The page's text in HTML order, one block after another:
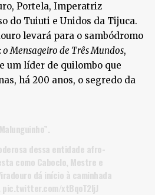
Portela, Imperatriz
do Tuiuti e Unidos da Tijuca.
levará para o sambódromo
Mensageiro de Três Mundos,
um líder de quilombo que
há 200 anos, o segredo da
dessa entidade afro-
como Caboclo, Mestre e
dá início à caminhada
pic.twitter.com/xtBqoT2IjJ